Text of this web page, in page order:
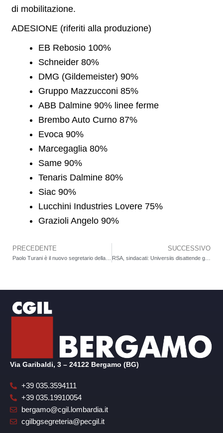
di mobilitazione.
ADESIONE (riferiti alla produzione)
EB Rebosio 100%
Schneider 80%
DMG (Gildemeister) 90%
Gruppo Mazzucconi 85%
ABB Dalmine 90% linee ferme
Brembo Auto Curno 87%
Evoca 90%
Marcegaglia 80%
Same 90%
Tenaris Dalmine 80%
Siac 90%
Lucchini Industries Lovere 75%
Grazioli Angelo 90%
Precedente
PRECEDENTE SUCCESSIVO
RSA, sindacati: Universiis disattende gli accordi, riparte lo stato di agitazione
Via Garibaldi, 3 – 24122 Bergamo (BG)
+39 035.3594111
+39 035.19910054
bergamo@cgil.lombardia.it
cgilbgsegreteria@pecgil.it